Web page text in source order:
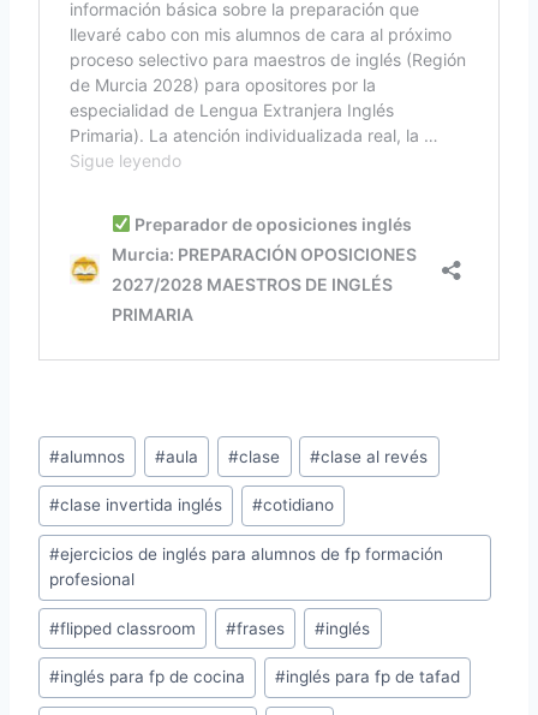
Etiquetas
de
la
entrada:
#alumnos #aula #clase #clase al revés
#clase invertida inglés #cotidiano
#ejercicios de inglés para alumnos de fp formación
profesional
#flipped classroom #frases #inglés
#inglés para fp de cocina #inglés para fp de tafad